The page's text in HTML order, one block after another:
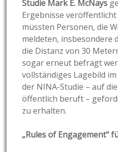
Studie Mark E. McNays
Ergebnisse
müssten Personen, die
meldeten, insbesondere
die Distanz von 30
sogar erneut befragt
vollständiges Lagebild
der NINA-Studie – auf
öffentlich beruft –
zu erhalten.
„Rules of Engagement“